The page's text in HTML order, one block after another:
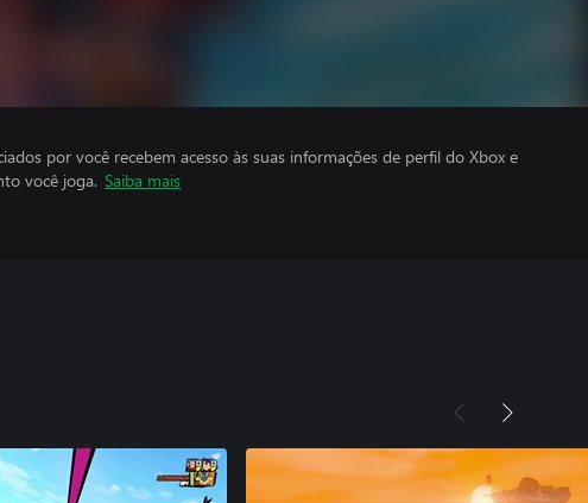
por você recebem acesso às suas informações de perfil do Xbox e
você joga. Saiba mais